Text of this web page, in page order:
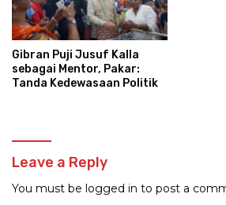
Gibran Puji Jusuf Kalla
sebagai Mentor, Pakar:
Tanda Kedewasaan Politik
Leave a Reply
You must be logged in to post a